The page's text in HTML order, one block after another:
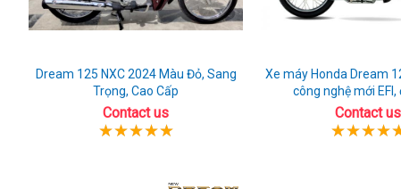
Dream 125 NXC 2024 Màu Đỏ, Sang
Trọng, Cao Cấp
Contact us
Xe máy Honda Dream
công nghệ mới EFI,
Contact us